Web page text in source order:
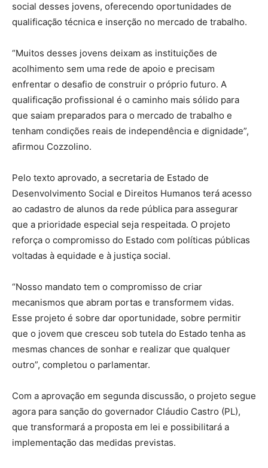
social desses jovens, oferecendo oportunidades de
qualificação técnica e inserção no mercado de trabalho.
“Muitos desses jovens deixam as instituições de
acolhimento sem uma rede de apoio e precisam
enfrentar o desafio de construir o próprio futuro. A
qualificação profissional é o caminho mais sólido para
que saiam preparados para o mercado de trabalho e
tenham condições reais de independência e dignidade”,
afirmou Cozzolino.
Pelo texto aprovado, a secretaria de Estado de
Desenvolvimento Social e Direitos Humanos terá acesso
ao cadastro de alunos da rede pública para assegurar
que a prioridade especial seja respeitada. O projeto
reforça o compromisso do Estado com políticas públicas
voltadas à equidade e à justiça social.
“Nosso mandato tem o compromisso de criar
mecanismos que abram portas e transformem vidas.
Esse projeto é sobre dar oportunidade, sobre permitir
que o jovem que cresceu sob tutela do Estado tenha as
mesmas chances de sonhar e realizar que qualquer
outro”, completou o parlamentar.
Com a aprovação em segunda discussão, o projeto segue
agora para sanção do governador Cláudio Castro (PL),
que transformará a proposta em lei e possibilitará a
implementação das medidas previstas.